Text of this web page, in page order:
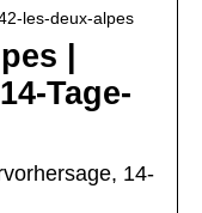
les-deux-alpes
|
Tage-
14-